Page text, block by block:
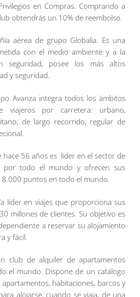
en Compras. Comprando a
obtendrás un 10% de reembolso.
aérea de grupo Globalia. Es una
con el medio ambiente y a la
seguridad, posee los más altos
y seguridad.
Avanza integra todos los ámbitos
viajeros por carretera: urbano,
de largo recorrido, regular de
hace 56 años es líder en el sector de
por todo el mundo y ofrecen sus
8.000 puntos en todo el mundo.
líder en viajes que proporciona sus
millones de clientes. Su objetivo es
a reservar su alojamiento
y fácil.
club de alquiler de apartamentos
el mundo. Dispone de un catálogo
habitaciones, barcos y
alojarse, cuando se viaja, de una